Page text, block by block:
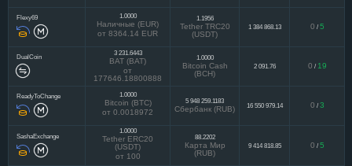
Flexy69 1.0000
Наличные (EUR)
от 8364.14 EUR
1.1956
Tether TRC20
(USDT)
1 384 868.13 0 / 5
DualCoin 3 231.6443
BAT (BAT)
от
177646.18800888
1.0000
Bitcoin Cash
(BCH)
2 091.76 0 / 19
ReadyToChange 1.0000
Bitcoin (BTC)
от 0.0018972
5 948 259.1183
Сбербанк (RUB) 16 550 979.14 0 / 3
SashaExchange
1.0000
Tether ERC20
(USDT)
от 100
88.2202
Карта Мир
(RUB)
9 414 818.85 0 / 5